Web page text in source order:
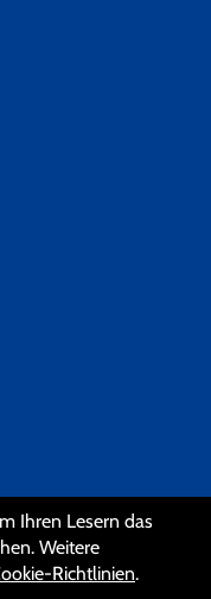
Ihren Lesern das
Weitere
Richtlinien.